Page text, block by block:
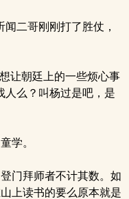
二哥刚刚打了胜仗，
让朝廷上的一些烦心事
人么？叫杨过是吧，是
学。
门拜师者不计其数。如
上读书的要么原本就是